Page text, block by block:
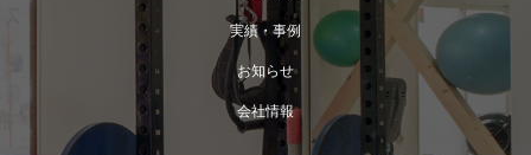
実績・事例
お知らせ
会社情報